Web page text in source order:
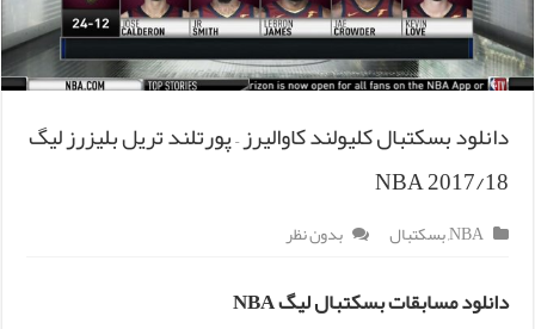
دانلود بسکتبال کلیولند کاوالیرز – پورتلند تریل بلیزرز لیگ
NBA 2017/18
NBA
,بسکتبال بدون نظر
دانلود مسابقات بسکتبال لیگ NBA